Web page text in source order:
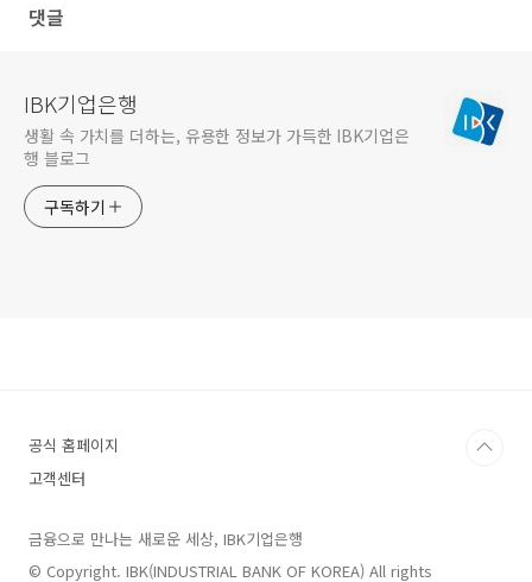
댓글
IBK기업은행
생활 속 가치를 더하는, 유용한 정보가 가득한 IBK기업은
행 블로그
구독하기
공식 홈페이지
고객센터
금융으로 만나는 새로운 세상, IBK기업은행
© Copyright. IBK(INDUSTRIAL BANK OF KOREA) All rights